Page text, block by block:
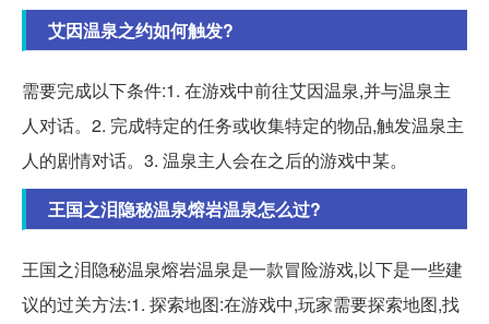
艾因温泉之约如何触发?
需要完成以下条件:1. 在游戏中前往艾因温泉,并与温泉主
人对话。2. 完成特定的任务或收集特定的物品,触发温泉主
人的剧情对话。3. 温泉主人会在之后的游戏中某。
王国之泪隐秘温泉熔岩温泉怎么过?
王国之泪隐秘温泉熔岩温泉是一款冒险游戏,以下是一些建
议的过关方法:1. 探索地图:在游戏中,玩家需要探索地图,找